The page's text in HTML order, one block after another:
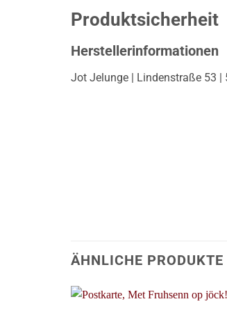
Produktsicherheit
Herstellerinformationen
Jot Jelunge | Lindenstraße 53 |
ÄHNLICHE PRODUKTE